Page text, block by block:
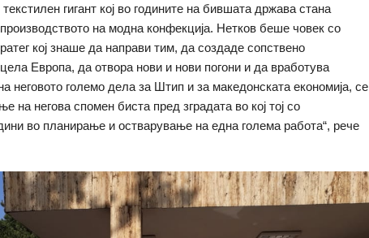
гигант кој во годините на бившата држава стана
на модна конфекција. Нетков беше човек со
кој знаше да направи тим, да создаде сопствено
Европа, да отвора нови и нови погони и да вработува
неговото големо дела за Штип и за македонската економија, се
на негова спомен биста пред зградата во кој тој со
во планирање и остварување на една голема работа“, рече